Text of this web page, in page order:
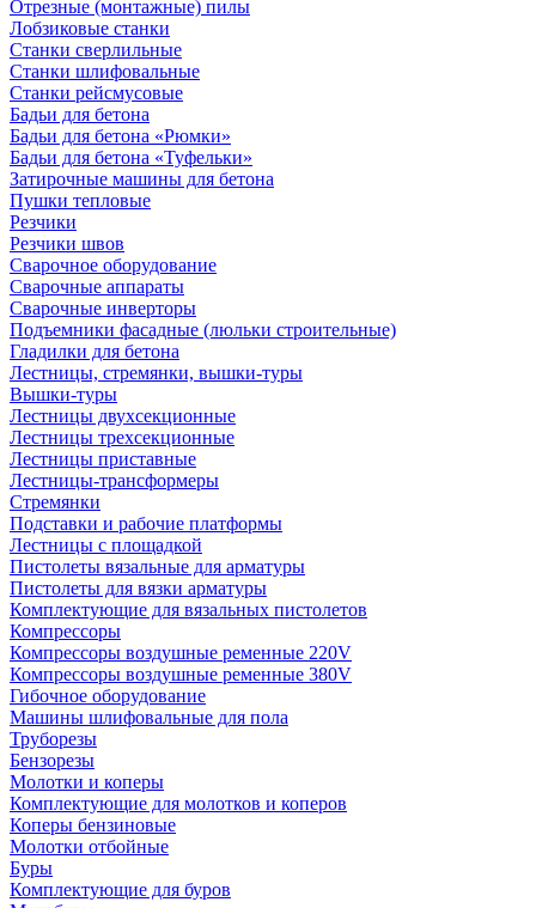
Отрезные (монтажные) пилы
Лобзиковые станки
Станки сверлильные
Станки шлифовальные
Станки рейсмусовые
Бадьи для бетона
Бадьи для бетона «Рюмки»
Бадьи для бетона «Туфельки»
Затирочные машины для бетона
Пушки тепловые
Резчики
Резчики швов
Сварочное оборудование
Сварочные аппараты
Сварочные инверторы
Подъемники фасадные (люльки строительные)
Гладилки для бетона
Лестницы, стремянки, вышки-туры
Вышки-туры
Лестницы двухсекционные
Лестницы трехсекционные
Лестницы приставные
Лестницы-трансформеры
Стремянки
Подставки и рабочие платформы
Лестницы с площадкой
Пистолеты вязальные для арматуры
Пистолеты для вязки арматуры
Комплектующие для вязальных пистолетов
Компрессоры
Компрессоры воздушные ременные 220V
Компрессоры воздушные ременные 380V
Гибочное оборудование
Машины шлифовальные для пола
Труборезы
Бензорезы
Молотки и коперы
Комплектующие для молотков и коперов
Коперы бензиновые
Молотки отбойные
Буры
Комплектующие для буров